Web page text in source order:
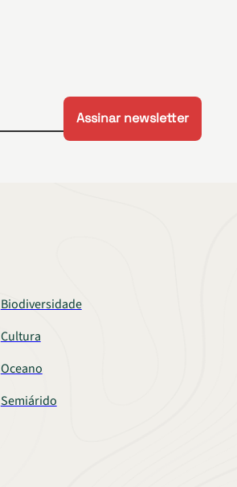
Biodiversidade
Cultura
Oceano
Semiárido